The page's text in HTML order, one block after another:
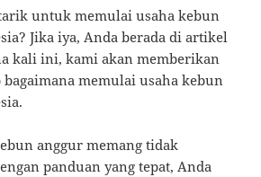
untuk memulai usaha kebun
Jika iya, Anda berada di artikel
kali ini, kami akan memberikan
memulai usaha kebun
anggur memang tidak
panduan yang tepat, Anda